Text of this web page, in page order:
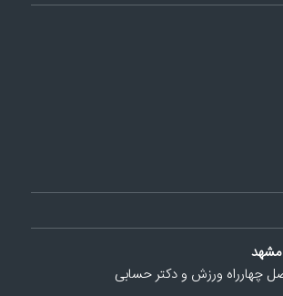
مشهد
چهارراه ورزش و دکتر حسابی